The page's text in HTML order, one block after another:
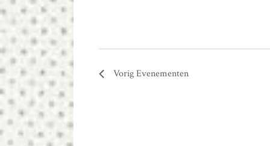
VorigEvenementen